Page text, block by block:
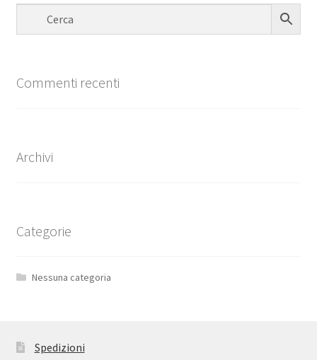
Commenti recenti
Archivi
Categorie
Nessuna categoria
Spedizioni